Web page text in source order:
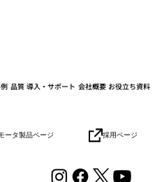
面リニューアル
品質 導入・サポート 会社概要 お役立ち資料
ータ製品ページ 採用ページ